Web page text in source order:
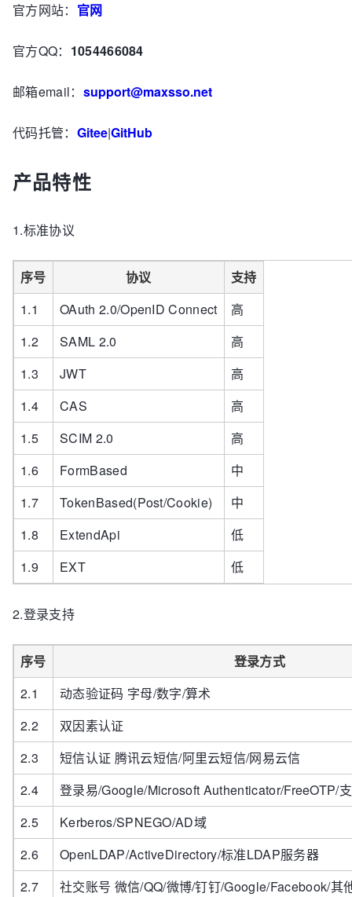
官方网站： 官网
官方QQ： 1054466084
邮箱email： support@maxsso.net
代码托管： Gitee|GitHub
产品特性
1.标准协议
序号 协议
支持
1.1
OAuth 2.0/OpenID Connect
高
1.2
SAML 2.0
高
1.3
JWT
高
1.4
CAS
高
1.5
SCIM 2.0
高
1.6
FormBased
中
1.7
TokenBased(Post/Cookie)
中
1.8
ExtendApi
低
1.9
EXT 低
2.登录支持
序号
登录方式
2.1
动态验证码 字母/数字/算术
2.2
双因素认证
2.3
短信认证 腾讯云短信/阿里云短信/网易云信
2.4
登录易/Google/Microsoft Authenticator/FreeOTP/
2.5
Kerberos/SPNEGO/AD域
2.6
OpenLDAP/ActiveDirectory/标准LDAP服务器
2.7
社交账号 微信/QQ/微博/钉钉/Google/Facebook/其